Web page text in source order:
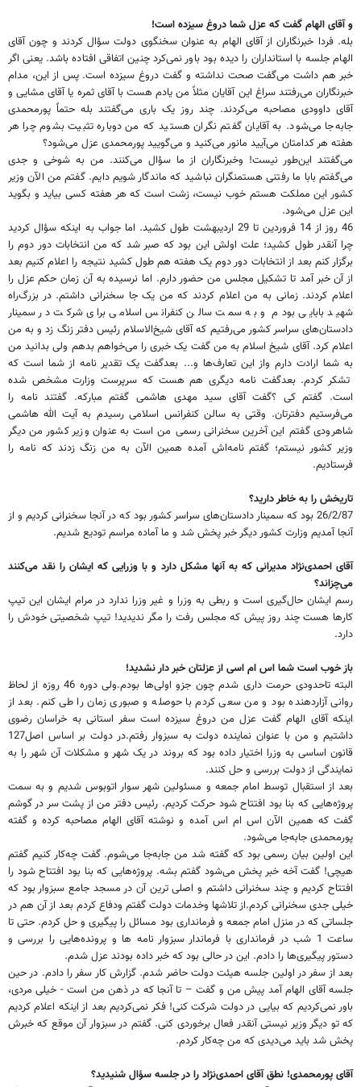
و آقای الهام گفت که عزل شما دروغ سیزده است!
بله. فردا خبرنگاران از آقای الهام به عنوان سخنگوی دولت سؤال کردند و چون آقای
الهام جلسه با استانداران را دیده بود باور نمی‌کرد چنین اتفاقی افتاده باشد. یعنی اگر
خبر هم داشت می‌گفت صحت نداشته و ‌گفت دروغ سیزده است. پس از این، مدام
خبرنگاران می‌رفتند سراغ این آقایان مثلاً من یادم هست با آقای ثمره یا آقای مشایی و
آقای داوودی مصاحبه می‌کردند. چند روز یک باری می‌گفتند بله حتماً پور‌محمدی
جابه‌جا می‌شود. به آقایان گفتم نگران هستید که من دوباره تثبیت بشوم چرا هر
هفته هر کدامتان می‌آیید مانور می‌کنید و می‌گویید پور‌محمدی عزل می‌شود؟
می‌گفتند این‌طور نیست! وخبرنگاران از ما سؤال می‌کنند. من به شوخی و جدی
می‌گفتم بابا ما رفتنی هستمنگران نباشید که ماندگار شویم دایم. گفتم من الآن وزیر
کشور این مملکت هستم خوب نیست، زشت است که هر هفته کسی بیاید و بگوید
این عزل می‌شود.
46 روز از 14 فروردین تا 29 اردیبهشت طول کشید. اما جواب به اینکه سؤال کردید
چرا آنقدر طول کشید؛ علت اولش این بود که صبر شد که من انتخابات دور دوم را
برگزار کنم بعد از انتخابات دور دوم یک هفته هم طول کشید نتیجه را اعلام کنیم بعد
از آن خبر آمد تا تشکیل مجلس من حضور دارم. اما نرسیده به آن زمان حکم عزل را
اعلام کردند. زمانی به من اعلام کردند که من یک جا سخنرانی داشتم. در بزرگ‌راه
شهید بابایی بودم و به سمت سالن کنفرانس اسلامی برای شرکت در سمینار
دادستان‌های سراسر کشور می‌رفتیم که آقای شیخ‌الاسلام رئیس دفتر زنگ زد و به من
اعلام کرد. آقای شیخ اسلام به من گفت یک خبری را می‌خواهم بدهم ولی بدانید من
به شما ارادت دارم واز این تعارف‌ها و... بعدگفت یک تقدیر نامه از شما است که
تشکر کردم. بعدگفت نامه دیگری هم هست که سرپرست وزارت مشخص شده
است. گفتم کی ؟گفت آقای سید مهدی هاشمی گفتم مبارکه. گفتند نامه را
می‌فرستیم دفترتان. وقتی به سالن کنفرانس اسلامی رسیدم به آیت الله هاشمی
شاهرودی گفتم این آخرین سخنرانی رسمی من است به عنوان وزیر کشور من دیگر
وزیر کشور نیستم؛ گفتم نامه‌اش آمده همین الآن به من زنگ زدند که نامه را
فرستادیم.
تاریخش را به خاطر دارید؟
26/2/87 بود که سمینار دادستان‌های سراسر کشور بود که در آنجا سخنرانی کردیم و از
آنجا آمدیم وزارت کشور دیگر خبر پخش شد و ما آماده مراسم تودیع شدیم.
آقای احمدی‌نژاد مدیرانی که به آنها مشکل دارد و با وزرایی که ایشان را نقد می‌کنند
می‌چزاند؟
رسم ایشان حال‌گیری است و ربطی به وزرا و غیر وزرا ندارد در مرام ایشان این تیپ
کار‌ها هست چند روز پیش که مجلس رفت را مگر ندیدید! تیپ شخصیتی خودش را
دارد.
باز خوب است شما اس ام اسی از عزلتان خبر دار نشدید!
البته تاحدودی حرمت داری شدم چون جزو اولی‌ها بودم.ولی دوره 46 روزه از لحاظ
روانی آزار‌دهنده بود و من سعی کردم با حوصله و صبوری زمان را طی کنم. بعد از
اینکه آقای الهام گفت عزل من دروغ سیزده است سفر استانی به خراسان رضوی
داشتیم و من با عنوان نماینده دولت به سبزوار رفتم.در دولت بر اساس اصل127
قانون اساسی به وزرا اختیار داده بود که بروند در یک شهر و مشکلات آن شهر را به
نمایندگی از دولت بررسی و حل کنند.
بعد از استقبال توسط امام جمعه و مسئولین شهر سوار اتوبوس شدیم و به سمت
پروژه‌هایی که بنا بود افتتاح شود حرکت کردیم. رئیس دفتر من از پشت سر در گوشم
گفت که همین الآن اس ام اس آمده و نوشته آقای الهام مصاحبه کرده و گفته
پور‌محمدی جابه‌جا می‌شود.
این اولین بیان رسمی بود که گفته شد من جابه‌جا می‌شوم. گفت چه‌کار کنیم گفتم
هیچی! گفت آخه خبر پخش می‌شود گفتم بشه. پروژه‌هایی که بنا بود افتتاح شود را
افتتاح کردیم و چند سخنرانی داشتم و اصلی ترین آن در مسجد جامع سبزوار بود که
خیلی جدی سخنرانی کردم.از تلاشها وخدمات دولت گفتم ودفاع کردم بعد از آن هم در
جلساتی که در منزل امام جمعه و فرمانداری بود مسائل را پیگیری و حل کردم. حتی تا
ساعت 1 شب در فرمانداری با فرماندار سبزوار نامه ها و پرونده‌هایی را بررسی و
دستور پیگیری‌ها را دادم. این در حالی بود که خبر داده بودند عزل شدم.
بعد از سفر در اولین جلسه هیئت دولت حاضر شدم. گزارش کار سفر را دادم. در حین
جلسه آقای الهام آمد پیش من و گفت – تا آنجا که در ذهن من است - خیلی مردی،
باور نمی‌کردیم که بیایی در دولت شرکت کنی! فکر نمی‌کردیم بعد از اینکه اعلام کردیم
که تو دیگر وزیر نیستی آنقدر فعال برخوردی کنی. گفتم در سبزوار آن موقع که خبرش
پخش شد باید می‌دیدی که من چه‌کار کردم.
آقای پورمحمدی! نطق آقای احمدی‌نژاد را در جلسه سؤال شنیدید؟